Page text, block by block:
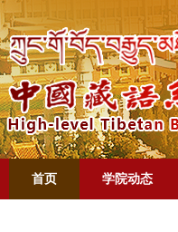
首页 学院动态